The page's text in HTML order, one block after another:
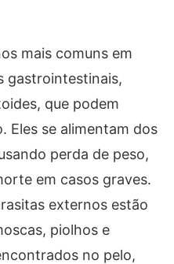
mais comuns em
gastrointestinais,
que podem
Eles se alimentam dos
perda de peso,
em casos graves.
externos estão
piolhos e
no pelo,